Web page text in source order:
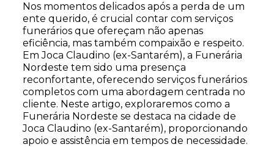
Nos momentos delicados após a perda de um
ente querido, é crucial contar com serviços
funerários que ofereçam não apenas
eficiência, mas também compaixão e respeito.
Em Joca Claudino (ex-Santarém), a Funerária
Nordeste tem sido uma presença
reconfortante, oferecendo serviços funerários
completos com uma abordagem centrada no
cliente. Neste artigo, exploraremos como a
Funerária Nordeste se destaca na cidade de
Joca Claudino (ex-Santarém), proporcionando
apoio e assistência em tempos de necessidade.